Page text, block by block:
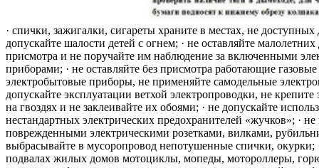
· спички, зажигалки, сигареты храните в местах, не доступных
допускайте шалости детей с огнем; · не оставляйте малолетних
присмотра и не поручайте им наблюдение за включенными
приборами; · не оставляйте без присмотра работающие
электробытовые приборы, не применяйте самодельные
допускайте эксплуатации ветхой электропроводки, не крепите
на гвоздях и не заклеивайте их обоями; · не допускайте
нестандартных электрических предохранителей «жучков»; · не
поврежденными электрическими розетками, вилками,
выбрасывайте в мусоропровод непотушенные спички, окурки;
подвалах жилых домов мотоциклы, мопеды, мотороллеры,